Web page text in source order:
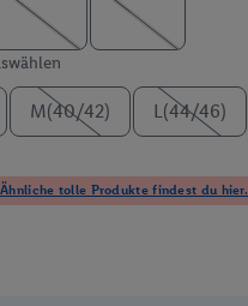
M(40/42) L(44/46)
tolle Produkte findest du hier.